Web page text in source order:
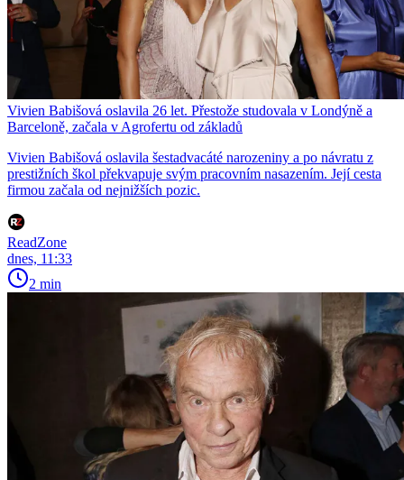
Vivien Babišová oslavila 26 let. Přestože studovala v Londýně a
Barceloně, začala v Agrofertu od základů
Vivien Babišová oslavila šestadvacáté narozeniny a po návratu z
prestižních škol překvapuje svým pracovním nasazením. Její cesta
firmou začala od nejnižších pozic.
ReadZone
dnes, 11:33
2 min